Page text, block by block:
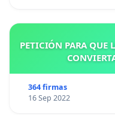
PETICIÓN PARA QUE
364 firmas
16 Sep 2022